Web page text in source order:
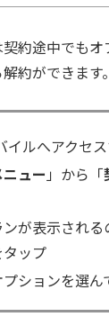
約途中でも
約ができます。
イルへアクセ
ニュー 」から「
が表示される
タップ
ションを選ん